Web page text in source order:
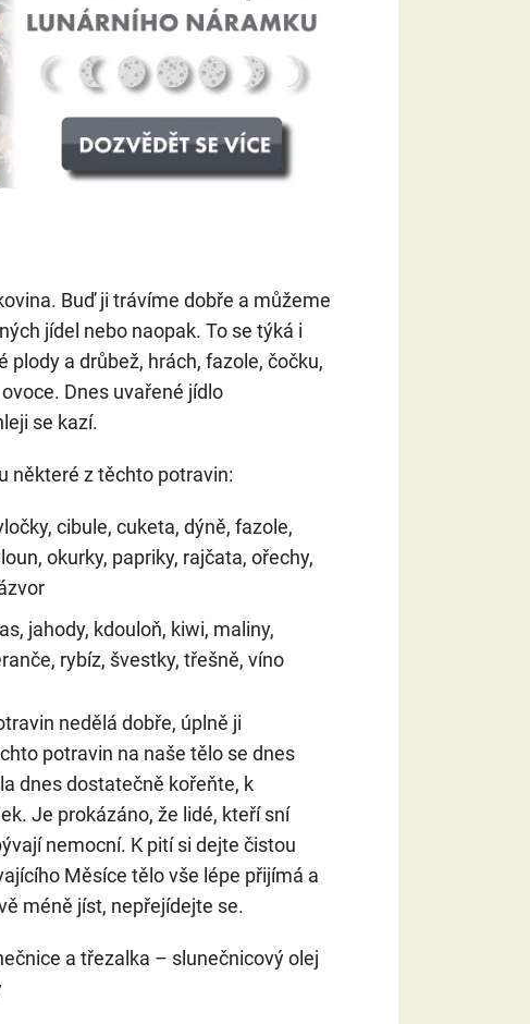
Buď ji trávíme dobře a můžeme
jídel nebo naopak. To se týká i
plody a drůbež, hrách, fazole, čočku,
Dnes uvařené jídlo
se kazí.
některé z těchto potravin:
cibule, cuketa, dýně, fazole,
okurky, papriky, rajčata, ořechy,
jahody, kdouloň, kiwi, maliny,
rybíz, švestky, třešně, víno
nedělá dobře, úplně ji
potravin na naše tělo se dnes
dnes dostatečně kořeňte, k
Je prokázáno, že lidé, kteří sní
nemocní. K pití si dejte čistou
Měsíce tělo vše lépe přijímá a
méně jíst, nepřejídejte se.
a třezalka – slunečnicový olej